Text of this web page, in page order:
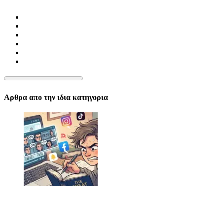
Αρθρα απο την ιδια κατηγορια